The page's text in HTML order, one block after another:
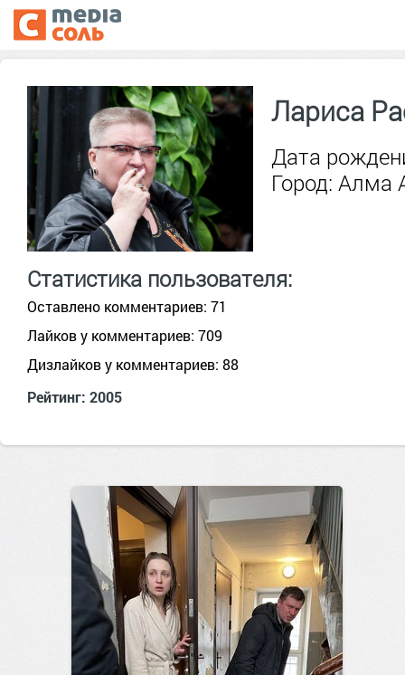
Лариса
Дата
Город: Алма
Статистика пользователя:
Оставлено комментариев: 71
Лайков у комментариев: 709
Дизлайков у комментариев: 88
Рейтинг: 2005